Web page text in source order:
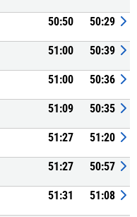
50:50 50:29
51:00 50:39
51:00 50:36
51:09 50:35
51:27 51:20
51:27 50:57
51:31 51:08